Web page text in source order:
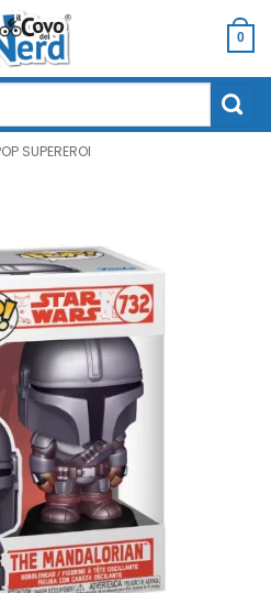
0
SUPEREROI